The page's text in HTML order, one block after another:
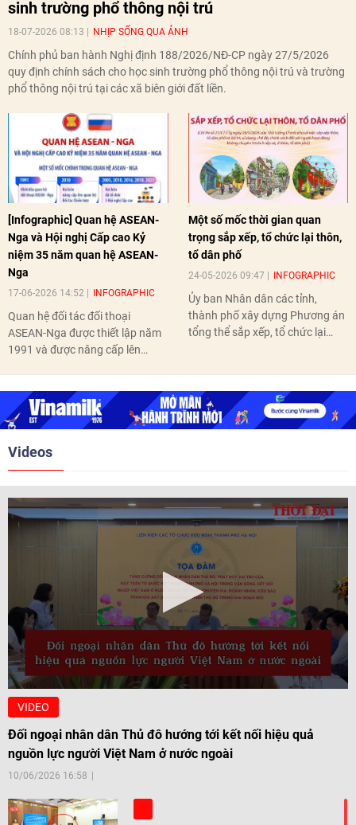
sinh trường phổ thông nội trú
18-07-2026 08:13 NHỊP SỐNG QUA ẢNH
Chính phủ ban hành Nghị định 188/2026/NĐ-CP ngày 27/5/2026
quy định chính sách cho học sinh trường phổ thông nội trú và trường
phổ thông nội trú tại các xã biên giới đất liền.
[Infographic] Quan hệ ASEAN-
Nga và Hội nghị Cấp cao Kỷ
niệm 35 năm quan hệ ASEAN-
Nga
17-06-2026 14:52 INFOGRAPHIC
Quan hệ đối tác đối thoại
ASEAN-Nga được thiết lập năm
1991 và được nâng cấp lên
nghị Cấp cao vào các năm 2005,
2010, 2016, 2018, 2021.
Một số mốc thời gian quan
trọng sắp xếp, tổ chức lại thôn,
tổ dân phố
24-05-2026 09:47 INFOGRAPHIC
Ủy ban Nhân dân các tỉnh,
thành phố xây dựng Phương án
tổng thể sắp xếp, tổ chức lại
Videos
VIDEO
Đối ngoại nhân dân Thủ đô hướng tới kết nối hiệu quả
nguồn lực người Việt Nam ở nước ngoài
10/06/2026 16:58